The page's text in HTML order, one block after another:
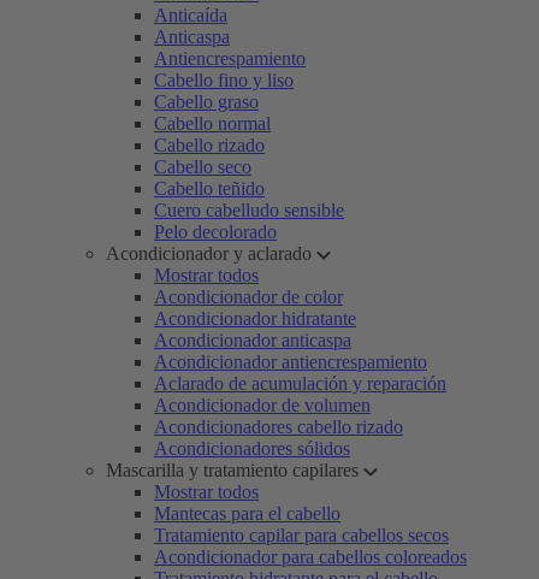
Anticaída
Anticaspa
Antiencrespamiento
Cabello fino y liso
Cabello graso
Cabello normal
Cabello rizado
Cabello seco
Cabello teñido
Cuero cabelludo sensible
Pelo decolorado
Acondicionador y aclarado
Mostrar todos
Acondicionador de color
Acondicionador hidratante
Acondicionador anticaspa
Acondicionador antiencrespamiento
Aclarado de acumulación y reparación
Acondicionador de volumen
Acondicionadores cabello rizado
Acondicionadores sólidos
Mascarilla y tratamiento capilares
Mostrar todos
Mantecas para el cabello
Tratamiento capilar para cabellos secos
Acondicionador para cabellos coloreados